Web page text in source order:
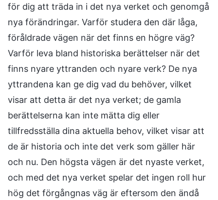
för dig att träda in i det nya verket och genomgå
nya förändringar. Varför studera den där låga,
föråldrade vägen när det finns en högre väg?
Varför leva bland historiska berättelser när det
finns nyare yttranden och nyare verk? De nya
yttrandena kan ge dig vad du behöver, vilket
visar att detta är det nya verket; de gamla
berättelserna kan inte mätta dig eller
tillfredsställa dina aktuella behov, vilket visar att
de är historia och inte det verk som gäller här
och nu. Den högsta vägen är det nyaste verket,
och med det nya verket spelar det ingen roll hur
hög det förgångnas väg är eftersom den ändå